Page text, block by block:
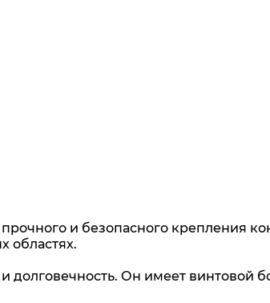
и безопасного крепления
областях.
долговечность. Он имеет винтовой